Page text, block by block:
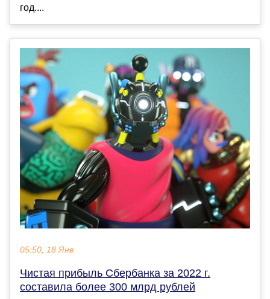
год....
05:50, 18 Янв
Чистая прибыль Сбербанка за 2022 г.
составила более 300 млрд рублей